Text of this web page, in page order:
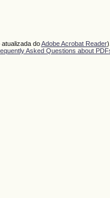
doAdobe Acrobat Reader
Asked Questions about